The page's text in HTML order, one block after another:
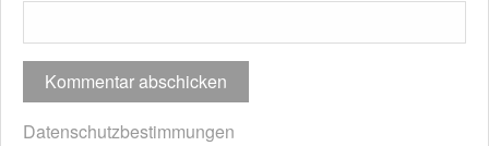
Datenschutzbestimmungen